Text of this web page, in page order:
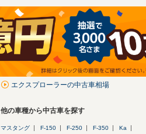
エクスプローラーの中古車相場
他の車種から中古車を探す
マスタング F-150 F-250 F-350 Ka